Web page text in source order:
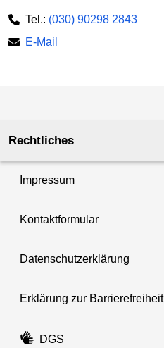
Tel.: (030) 90298 2843
E-Mail
Rechtliches
Impressum
Kontaktformular
Datenschutzerklärung
Erklärung zur Barrierefreiheit
DGS